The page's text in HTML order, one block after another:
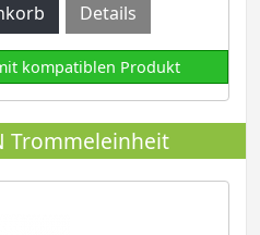
Details
kompatiblen Produkt
Trommeleinheit